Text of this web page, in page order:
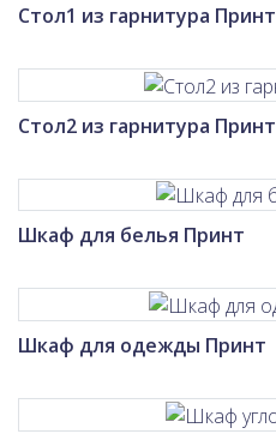
Стол1 из гарнитура Принт
Стол2 из гарнитура Принт
Шкаф для белья Принт
Шкаф для одежды Принт